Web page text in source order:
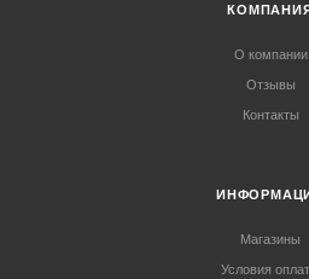
О компании
Отзывы
Контакты
Магазины
Условия